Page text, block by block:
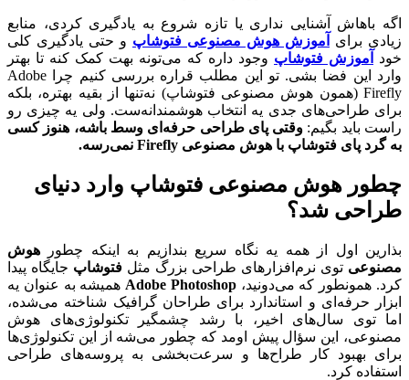
اگه باهاش آشنایی نداری یا تازه شروع به یادگیری کردی، منابع
زیادی برای
آموزش هوش مصنوعی فتوشاپ و حتی یادگیری کلی
خود
آموزش فتوشاپ وجود داره که می‌تونه بهت کمک کنه تا بهتر
وارد این فضا بشی. تو این مطلب قراره بررسی کنیم چرا Adobe
Firefly (همون هوش مصنوعی فتوشاپ) نه‌تنها از بقیه بهتره، بلکه
برای طراحی‌های جدی یه انتخاب هوشمندانه‌ست. ولی یه چیزی رو
راست باید بگیم: وقتی پای طراحی حرفه‌ای وسط باشه، هنوز کسی
به گرد پای فتوشاپ با هوش مصنوعی Firefly نمی‌رسه.
چطور هوش مصنوعی فتوشاپ وارد دنیای
طراحی شد؟
بذارین اول از همه یه نگاه سریع بندازیم به اینکه چطور هوش
مصنوعی توی نرم‌افزارهای طراحی بزرگ مثل فتوشاپ جایگاه پیدا
کرد. همونطور که می‌دونید،Adobe Photoshop همیشه به عنوان یه
ابزار حرفه‌ای و استاندارد برای طراحان گرافیک شناخته می‌شده،
اما توی سال‌های اخیر، با رشد چشمگیر تکنولوژی‌های هوش
مصنوعی، این سؤال پیش اومد که چطور می‌شه از این تکنولوژی‌ها
برای بهبود کار طراح‌ها و سرعت‌بخشی به پروسه‌های طراحی
استفاده کرد.